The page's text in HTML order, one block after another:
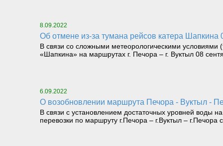
8.09.2022
Об отмене из-за тумана рейсов катера
В связи со сложными метеорологическими
«Шапкина» на маршрутах г. Печора – г. Вуктыл 08
6.09.2022
О возобновлении маршрута Печора - Вуктыл -
В связи с установлением достаточных уровней воды
перевозки по маршруту г.Печора – г.Вуктыл –